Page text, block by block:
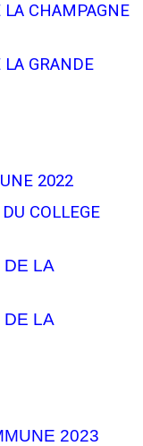
LA CHAMPAGNE
GRANDE
2022
COLLEGE
DE LA
DE LA
2023